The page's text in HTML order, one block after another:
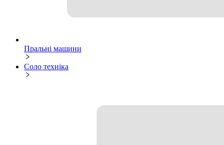
Пральні машини
Соло техніка